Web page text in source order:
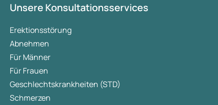
Unsere Konsultationsservices
Erektionsstörung
Abnehmen
Für Männer
Für Frauen
Geschlechtskrankheiten (STD)
Schmerzen